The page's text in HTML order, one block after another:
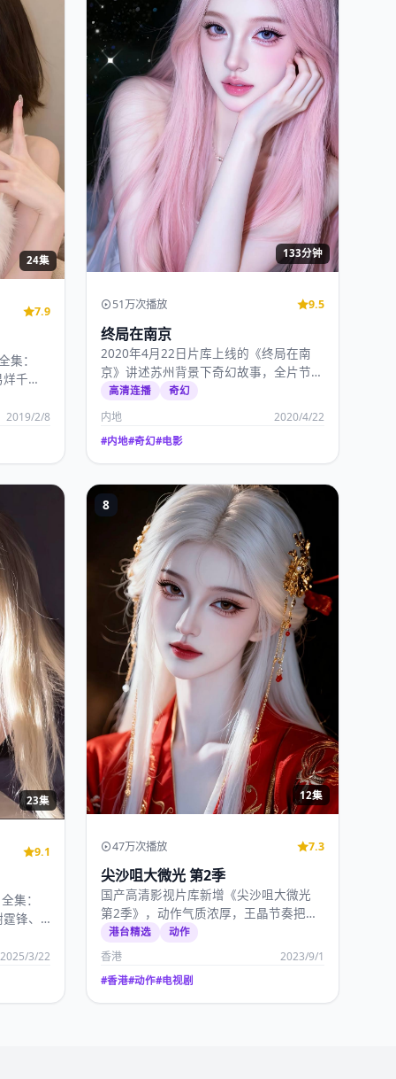
24集
7.9
集：
千
2019/2/8
133分钟
51万次播放 9.5
终局在南京
2020年4月22日片库上线的《终局在南
京》讲述苏州背景下奇幻故事，全片节奏
饱满，国产高清影…
高清连播 奇幻
内地 2020/4/22
#内地#奇幻#电影
23集
9.1
集：
锋、
2025/3/22
8
12集
47万次播放 7.3
尖沙咀大微光 第2季
国产高清影视片库新增《尖沙咀大微光
第2季》，动作气质浓厚，王晶节奏把控
出色，2023年9月…
港台精选 动作
香港 2023/9/1
#香港#动作#电视剧